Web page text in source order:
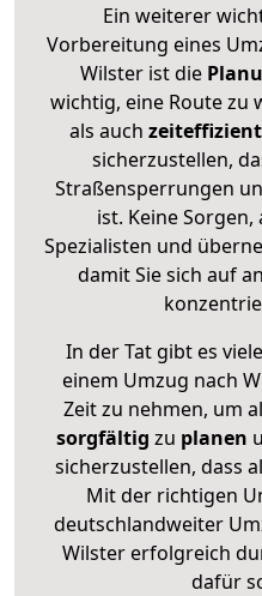
Ein weiterer
Vorbereitung eines
Wilster ist die
wichtig, eine Route zu
als auch zeiteffizient
sicherzustellen,
Straßensperrungen
ist. Keine
Spezialisten und
damit Sie sich auf
In der Tat gibt es
einem Umzug nach
Zeit zu nehmen, um
sorgfältig zu planen
sicherzustellen, dass
Mit der richtigen
deutschlandweiter
Wilster erfolgreich
dafür